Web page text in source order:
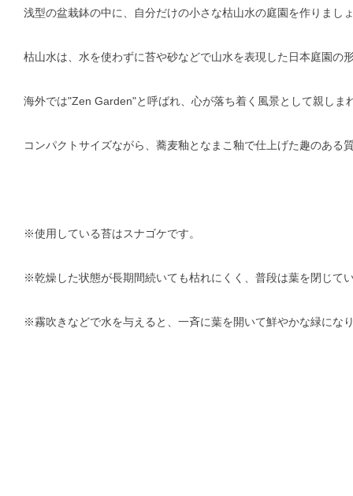
浅型の盆栽鉢の中に、自分だけの小さな枯山水の庭園を作りまし
枯山水は、水を使わずに苔や砂などで山水を表現した日本庭園の
海外では"Zen Garden"と呼ばれ、心が落ち着く風景として親しま
コンパクトサイズながら、蕎麦釉となまこ釉で仕上げた趣のあ
※使用している苔はスナゴケです。
※乾燥した状態が長期間続いても枯れにくく、普段は葉を閉じて
※霧吹きなどで水を与えると、一斉に葉を開いて鮮やかな緑にな